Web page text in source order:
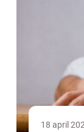
18 april